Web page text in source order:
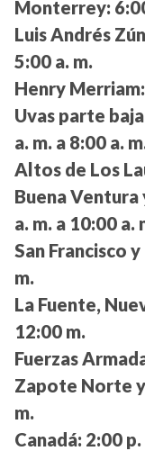
Monterrey:
Luis Andrés
5:00 a. m.
Henry Merriam:
Uvas parte
a. m. a 8:00 a.
Altos de Los
Buena Ventura
a. m. a 10:00 a.
San Francisco
m.
La Fuente,
12:00 m.
Fuerzas
Zapote Norte
m.
Canadá: 2:00 p.